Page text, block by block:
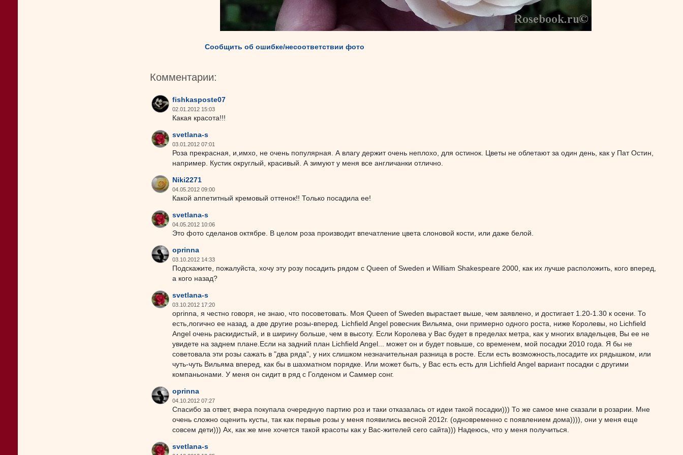
Сообщить об ошибке/несоответствии фото
Комментарии:
fishkasposte07
02.01.2012 15:03
Какая красота!!!
svetlana-s
03.01.2012 07:01
Роза прекрасная, и,имхо, не очень популярная. А влагу держит очень неплохо, для остинок. Цветы не облетают за один день, как у Пат Остин,
например. Кустик округлый, красивый. А зимуют у меня все англичанки отлично.
Niki2271
04.05.2012 09:00
Какой аппетитный кремовый оттенок!! Только посадила ее!
svetlana-s
04.05.2012 10:06
Это фото сделанов октябре. В целом роза производит впечатление цвета слоновой кости, или даже белой.
oprinna
03.10.2012 14:33
Подскажите, пожалуйста, хочу эту розу посадить рядом с Queen of Sweden и William Shakespeare 2000, как их лучше расположить, кого вперед,
а кого назад?
svetlana-s
03.10.2012 17:20
oprinna, я честно говоря, не знаю, что посоветовать. Моя Queen of Sweden вырастает выше, чем заявлено, и достигает 1.20-1.30 к осени. То
есть,логично ее назад, а две другие розы-вперед. Lichfield Angel ровесник Вильяма, они примерно одного роста, ниже Королевы, но Lichfield
Angel очень раскидистый, и в ширину больше, чем в высоту. Если Королева у Вас будет в пределах метра, как у многих владельцев, Вы ее не
увидете на заднем плане.Если на задний план Lichfield Angel... может он и будет повыше, со временем, мой посадки 2010 года. Я бы не
советовала эти розы сажать в "два ряда", у них слишком незначительная разница в росте. Если есть возможность,посадите их рядышком, или
чуть-чуть Вильяма вперед, как бы в шахматном порядке. Или может быть, у Вас есть есть для Lichfield Angel вариант посадки с другими
компаньонами. У меня он сидит в ряд с Голденом и Саммер сонг.
oprinna
04.10.2012 07:27
Спасибо за ответ, вчера покупала очередную партию роз и таки отказалась от идеи такой посадки))) То же самое мне сказали в розарии. Мне
очень сложно оценить кусты, так как первые розы у меня появились весной 2012г. (одновременно с появлением дома)))), они у меня еще
совсем дети))) Ах, как же мне хочется такой красоты как у Вас-жителей сего сайта))) Надеюсь, что у меня получиться.
svetlana-s